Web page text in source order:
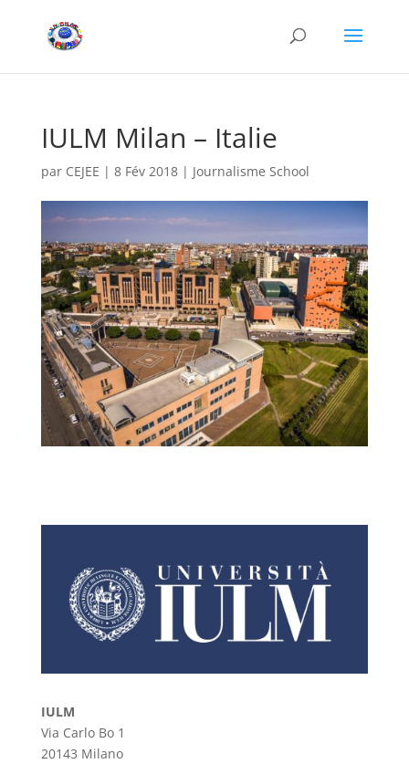
IULM Milan – Italie
par CEJEE | 8 Fév 2018| Journalisme School
IULM
Via Carlo Bo 1
20143 Milano